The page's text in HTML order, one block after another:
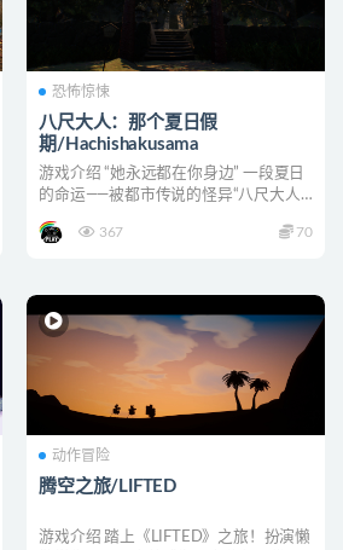
恐怖惊悚
八尺大人：那个夏日假
期/Hachishakusama
游戏介绍 “她永远都在你身边” 一段夏日
的命运——被都市传说的怪异“八尺大人”
367
70
动作冒险
腾空之旅/LIFTED
游戏介绍 踏上《LIFTED》之旅！扮演懒